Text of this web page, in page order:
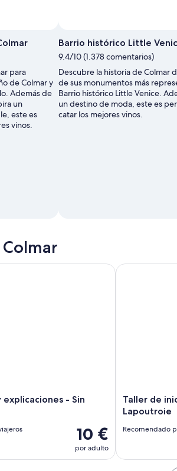
para
de Colmar y
Además de
un
este es
vinos.
Barrio histórico Little
9.4/10 (1.378 comentarios)
Descubre la historia de Colmar
de sus monumentos más
Barrio histórico Little Venice.
un destino de moda, este es
catar los mejores vinos.
explicaciones - Sin
10 €
por adulto
- Sin visita a la bodega
Taller de
Lapoutroie
Recomendado
Taller de